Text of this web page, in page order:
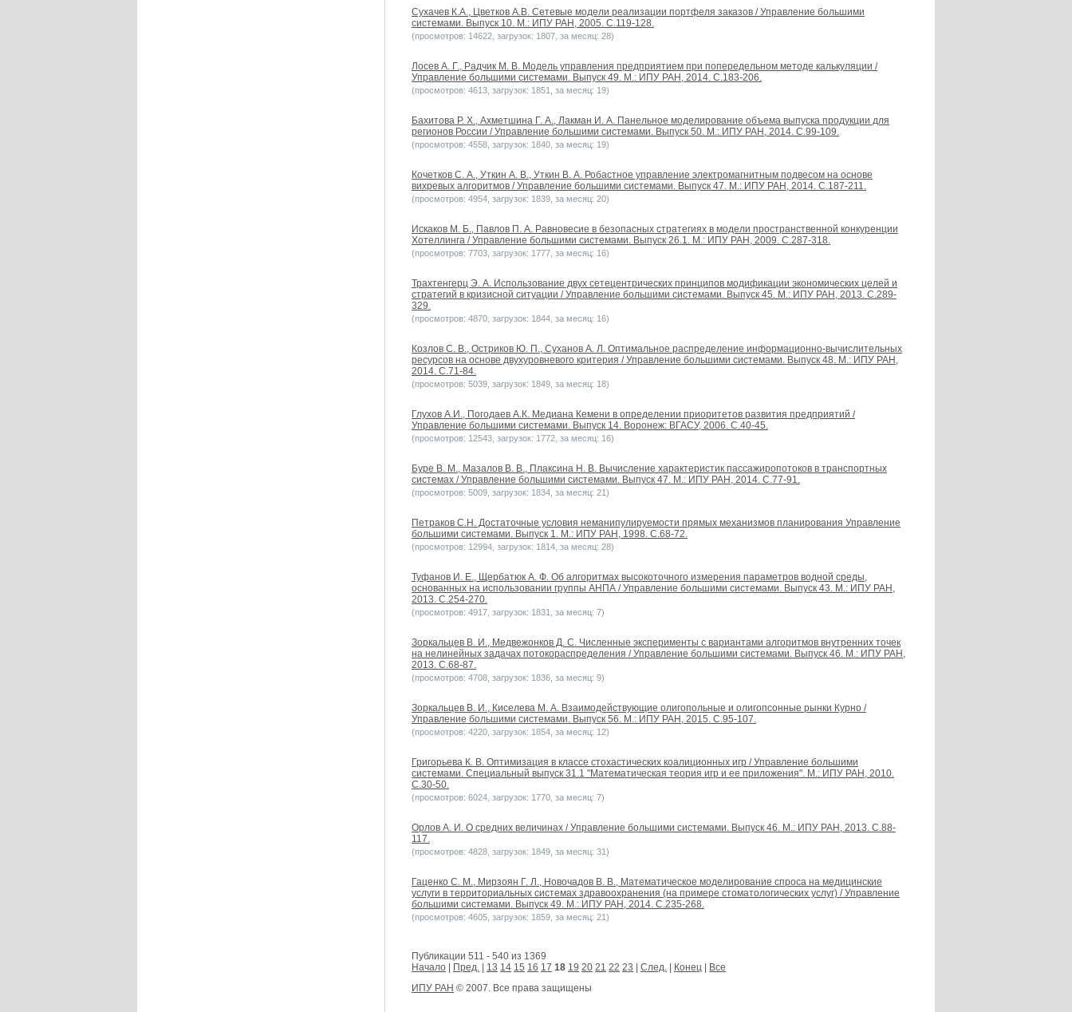
Сухачев К.А., Цветков А.В. Сетевые модели реализации портфеля заказов / Управление большими
системами. Выпуск 10. М.: ИПУ РАН, 2005. С.119-128.
(просмотров: 14622, загрузок: 1807, за месяц: 28)
Лосев А. Г., Радчик М. В. Модель управления предприятием при попередельном методе калькуляции /
Управление большими системами. Выпуск 49. М.: ИПУ РАН, 2014. С.183-206.
(просмотров: 4613, загрузок: 1851, за месяц: 19)
Бахитова Р. Х., Ахметшина Г. А., Лакман И. А. Панельное моделирование объема выпуска продукции для
регионов России / Управление большими системами. Выпуск 50. М.: ИПУ РАН, 2014. С.99-109.
(просмотров: 4558, загрузок: 1840, за месяц: 19)
Кочетков С. А., Уткин А. В., Уткин В. А. Робастное управление электромагнитным подвесом на основе
вихревых алгоритмов / Управление большими системами. Выпуск 47. М.: ИПУ РАН, 2014. С.187-211.
(просмотров: 4954, загрузок: 1839, за месяц: 20)
Искаков М. Б., Павлов П. А. Равновесие в безопасных стратегиях в модели пространственной конкуренции
Хотеллинга / Управление большими системами. Выпуск 26.1. М.: ИПУ РАН, 2009. С.287-318.
(просмотров: 7703, загрузок: 1777, за месяц: 16)
Трахтенгерц Э. А. Использование двух сетецентрических принципов модификации экономических целей и
стратегий в кризисной ситуации / Управление большими системами. Выпуск 45. М.: ИПУ РАН, 2013. С.289-
329.
(просмотров: 4870, загрузок: 1844, за месяц: 16)
Козлов С. В., Остриков Ю. П., Суханов А. Л. Оптимальное распределение информационно-вычислительных
ресурсов на основе двухуровневого критерия / Управление большими системами. Выпуск 48. М.: ИПУ РАН,
2014. С.71-84.
(просмотров: 5039, загрузок: 1849, за месяц: 18)
Глухов А.И., Погодаев А.К. Медиана Кемени в определении приоритетов развития предприятий /
Управление большими системами. Выпуск 14. Воронеж: ВГАСУ, 2006. С.40-45.
(просмотров: 12543, загрузок: 1772, за месяц: 16)
Буре В. М., Мазалов В. В., Плаксина Н. В. Вычисление характеристик пассажиропотоков в транспортных
системах / Управление большими системами. Выпуск 47. М.: ИПУ РАН, 2014. С.77-91.
(просмотров: 5009, загрузок: 1834, за месяц: 21)
Петраков С.Н. Достаточные условия неманипулируемости прямых механизмов планирования Управление
большими системами. Выпуск 1. М.: ИПУ РАН, 1998. С.68-72.
(просмотров: 12994, загрузок: 1814, за месяц: 28)
Туфанов И. Е., Щербатюк А. Ф. Об алгоритмах высокоточного измерения параметров водной среды,
основанных на использовании группы АНПА / Управление большими системами. Выпуск 43. М.: ИПУ РАН,
2013. С.254-270.
(просмотров: 4917, загрузок: 1831, за месяц: 7)
Зоркальцев В. И., Медвежонков Д. С. Численные эксперименты с вариантами алгоритмов внутренних точек
на нелинейных задачах потокораспределения / Управление большими системами. Выпуск 46. М.: ИПУ РАН,
2013. С.68-87.
(просмотров: 4708, загрузок: 1836, за месяц: 9)
Зоркальцев В. И., Киселева М. А. Взаимодействующие олигопольные и олигопсонные рынки Курно /
Управление большими системами. Выпуск 56. М.: ИПУ РАН, 2015. С.95-107.
(просмотров: 4220, загрузок: 1854, за месяц: 12)
Григорьева К. В. Оптимизация в классе стохастических коалиционных игр / Управление большими
системами. Специальный выпуск 31.1 "Математическая теория игр и ее приложения". М.: ИПУ РАН, 2010.
С.30-50.
(просмотров: 6024, загрузок: 1770, за месяц: 7)
Орлов А. И. О средних величинах / Управление большими системами. Выпуск 46. М.: ИПУ РАН, 2013. С.88-
117.
(просмотров: 4828, загрузок: 1849, за месяц: 31)
Гаценко С. М., Мирзоян Г. Л., Новочадов В. В., Математическое моделирование спроса на медицинские
услуги в территориальных системах здравоохранения (на примере стоматологических услуг) / Управление
большими системами. Выпуск 49. М.: ИПУ РАН, 2014. С.235-268.
(просмотров: 4605, загрузок: 1859, за месяц: 21)
Публикации 511 - 540 из 1369
Начало
Пред. 13 14 15 16 17 18 19 20 21 22 23 След. Конец
Все
ИПУ РАН © 2007. Все права защищены